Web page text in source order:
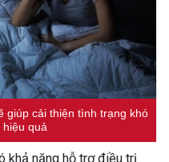
giúp cải thiện tình trạng khó
hiệu quả
khả năng hỗ trợ điều trị